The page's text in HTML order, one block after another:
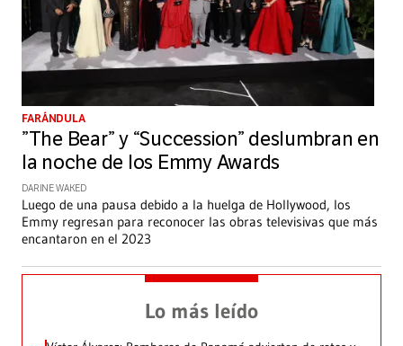
FARÁNDULA
”The Bear” y “Succession” deslumbran en
la noche de los Emmy Awards
DARINE WAKED
Luego de una pausa debido a la huelga de Hollywood, los
Emmy regresan para reconocer las obras televisivas que más
encantaron en el 2023
Lo más leído